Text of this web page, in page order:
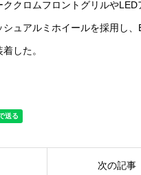
クロムフロントグリルやLED
ュアルミホイールを採用し、
した。
次の記事